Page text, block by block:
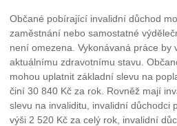
Občané pobírající invalidní důchod
zaměstnání nebo samostatné
není omezena. Vykonávaná práce by
aktuálnímu zdravotnímu stavu.
mohou uplatnit základní slevu na
činí 30 840 Kč za rok. Rovněž mají
slevu na invaliditu, invalidní důchodci
výši 2 520 Kč za celý rok, invalidní